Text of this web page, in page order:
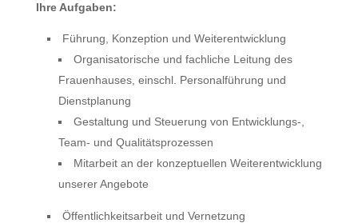
Ihre Aufgaben:
Führung, Konzeption und Weiterentwicklung
Organisatorische und fachliche Leitung des
Frauenhauses, einschl. Personalführung und
Dienstplanung
Gestaltung und Steuerung von Entwicklungs-,
Team- und Qualitätsprozessen
Mitarbeit an der konzeptuellen Weiterentwicklung
unserer Angebote
Öffentlichkeitsarbeit und Vernetzung